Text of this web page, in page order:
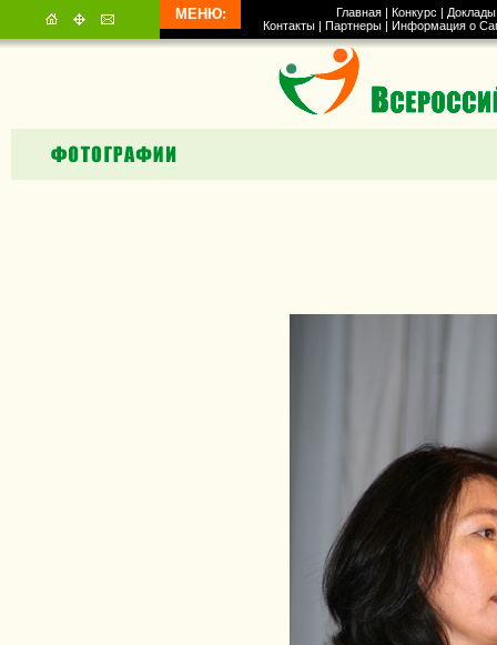
МЕНЮ: Главная| Конкурс | Доклады
Контакты | Партнеры | Информация о